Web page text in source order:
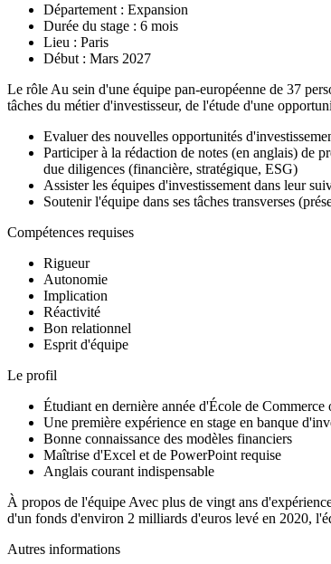
Département : Expansion
Durée du stage : 6 mois
Lieu : Paris
Début : Mars 2027
Le rôle Au sein d'une équipe pan-européenne de 37
tâches du métier d'investisseur, de l'étude d'une
Evaluer des nouvelles opportunités
Participer à la rédaction de notes (en anglais) de
due diligences (financière, stratégique, ESG)
Assister les équipes d'investissement dans leur
Soutenir l'équipe dans ses tâches transverses
Compétences requises
Rigueur
Autonomie
Implication
Réactivité
Bon relationnel
Esprit d'équipe
Le profil
Étudiant en dernière année d'École de
Une première expérience en stage en banque
Bonne connaissance des modèles financiers
Maîtrise d'Excel et de PowerPoint requise
Anglais courant indispensable
À propos de l'équipe Avec plus de vingt ans
d'un fonds d'environ 2 milliards d'euros levé en 2020,
Autres informations